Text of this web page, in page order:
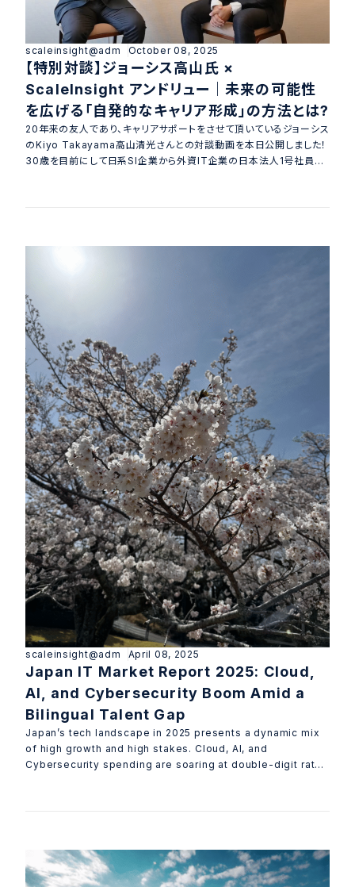
scaleinsight@adm October 08, 2025
【特別対談】ジョーシス高山氏 ×
ScaleInsight アンドリュー｜未来の可能性
を広げる「自発的なキャリア形成」の方法とは?
20年来の友人であり、キャリアサポートをさせて頂いているジョーシス
のKiyo Takayama高山清光さんとの対談動画を本日公開しました！
30歳を目前にして日系SI企業から外資IT企業の日本法人1号社員と
scaleinsight@adm April 08, 2025
Japan IT Market Report 2025: Cloud,
AI, and Cybersecurity Boom Amid a
Bilingual Talent Gap
Japan’s tech landscape in 2025 presents a dynamic mix
of high growth and high stakes. Cloud, AI, and
Cybersecurity spending are soaring at double-digit rates